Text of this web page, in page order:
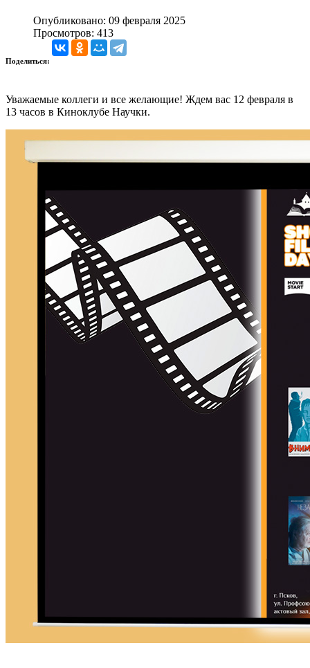
Опубликовано: 09 февраля 2025
Просмотров: 413
Поделиться:
Уважаемые коллеги и все желающие! Ждем вас 12 февраля в
13 часов в Киноклубе Научки.